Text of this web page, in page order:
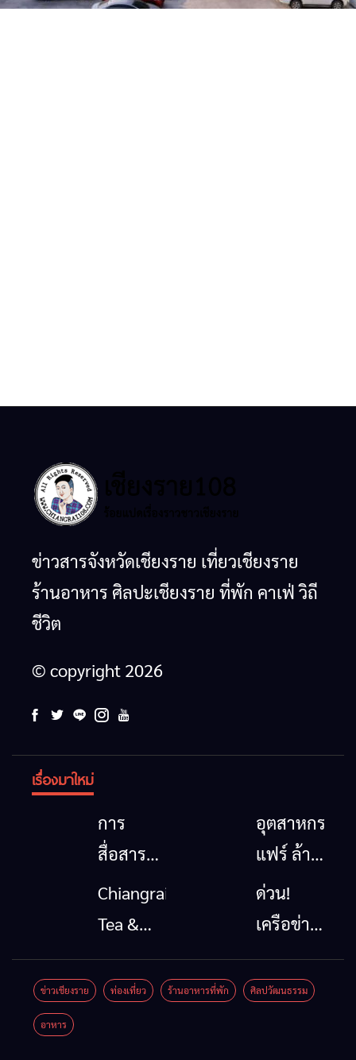
ข่าวสารจังหวัดเชียงราย เที่ยวเชียงราย
ร้านอาหาร ศิลปะเชียงราย ที่พัก คาเฟ่ วิถี
ชีวิต
© copyright 2026
เรื่องมาใหม่
การ
สื่อสาร
โทรคมนาคม
กรณีภัย
เชียงราย
เมื่อ
อุตสาหกรรม
แฟร์ ล้าน
นาตะวัน
ออก
รวมของดี
สินค้าเด่น
Chiangrai
Tea &
Coffee
Festival
ด่วน!
เครือข่าย
ลุ่มน้ำกก
ยื่น 5 ข้อ
ข่าวเชียงราย ท่องเที่ยว ร้านอาหารที่พัก ศิลปวัฒนธรรม
อาหาร